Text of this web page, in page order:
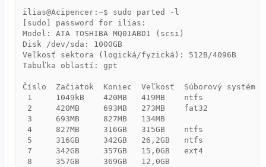
ilias@Acipencer:~$ sudo parted -l
[sudo] password for ilias:
Model: ATA TOSHIBA MQ01ABD1 (scsi)
Disk /dev/sda: 1000GB
Veľkosť sektora (logická/fyzická): 512B/4096B
Tabuľka oblastí: gpt
Číslo  Začiatok  Koniec  Veľkosť  Súborový
1     1049kB    420MB   419MB    ntfs
2     420MB     693MB   273MB    fat32
3     693MB     827MB   134MB
4     827MB     316GB   315GB    ntfs
5     316GB     342GB   26,2GB   ntfs
7     342GB     357GB   15,0GB   ext4
8     357GB     369GB   12,0GB